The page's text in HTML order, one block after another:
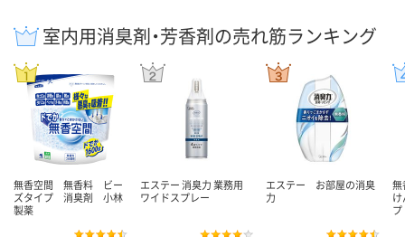
室内用消臭剤・芳香剤の売れ筋ランキング
無香空間 無香料 ビー
ズタイプ 消臭剤 小林
製薬
エステー 消臭力 業務用
ワイドスプレー
エステー お部屋の消臭
力